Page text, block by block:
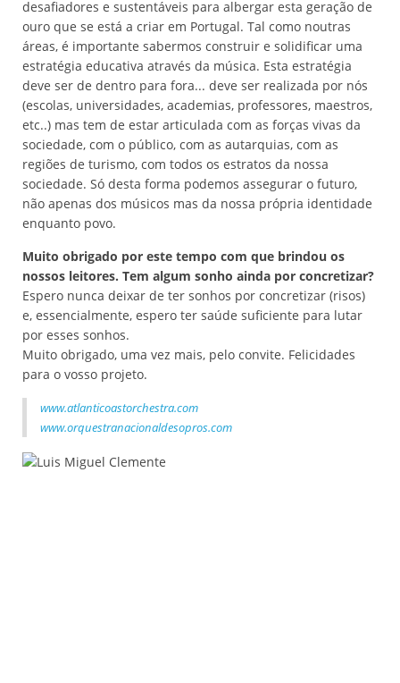
desafiadores e sustentáveis para albergar esta geração de
ouro que se está a criar em Portugal. Tal como noutras
áreas, é importante sabermos construir e solidificar uma
estratégia educativa através da música. Esta estratégia
deve ser de dentro para fora... deve ser realizada por nós
(escolas, universidades, academias, professores, maestros,
etc..) mas tem de estar articulada com as forças vivas da
sociedade, com o público, com as autarquias, com as
regiões de turismo, com todos os estratos da nossa
sociedade. Só desta forma podemos assegurar o futuro,
não apenas dos músicos mas da nossa própria identidade
enquanto povo.
Muito obrigado por este tempo com que brindou os
nossos leitores. Tem algum sonho ainda por concretizar?
Espero nunca deixar de ter sonhos por concretizar (risos)
e, essencialmente, espero ter saúde suficiente para lutar
por esses sonhos.
Muito obrigado, uma vez mais, pelo convite. Felicidades
para o vosso projeto.
www.atlanticoastorchestra.com
www.orquestranacionaldesopros.com